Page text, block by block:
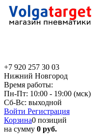
+7 920 257 30 03
Нижний Новгород
Время работы:
Пн-Пт: 10:00 - 19:00 (мск)
Сб-Вс: выходной
Войти Регистрация
Корзина0 позиций
на сумму 0 руб.